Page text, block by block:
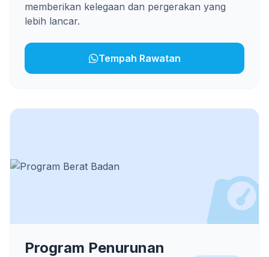
memberikan kelegaan dan pergerakan yang
lebih lancar.
Tempah Rawatan
Program Penurunan